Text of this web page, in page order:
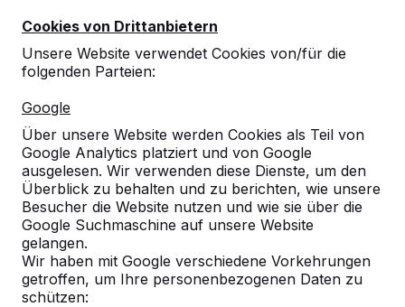
Cookies von Drittanbietern
Unsere Website verwendet Cookies von/für die
folgenden Parteien:
Google
Über unsere Website werden Cookies als Teil von
Google Analytics platziert und von Google
ausgelesen. Wir verwenden diese Dienste, um den
Überblick zu behalten und zu berichten, wie unsere
Besucher die Website nutzen und wie sie über die
Google Suchmaschine auf unsere Website
gelangen.
Wir haben mit Google verschiedene Vorkehrungen
getroffen, um Ihre personenbezogenen Daten zu
schützen:
10
Picknickelemente in sehr schönem Design
und super Qualität.
der unseren Hausmeister tatkräftig bei der
Aufstellung und Anordnung der Einheiten
unterstützt hat.
17-03-2020
10
Die Produkte sind bequem, langlebig und
pflegeleicht.